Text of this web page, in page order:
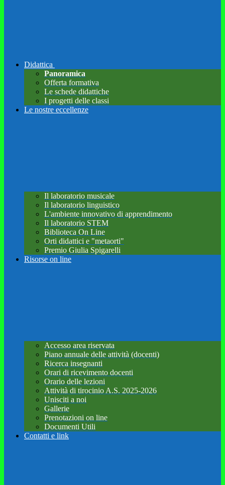
Didattica
Panoramica
Offerta formativa
Le schede didattiche
I progetti delle classi
Le nostre eccellenze
Il laboratorio musicale
Il laboratorio linguistico
L'ambiente innovativo di apprendimento
Il laboratorio STEM
Biblioteca On Line
Orti didattici e "metaorti"
Premio Giulia Spigarelli
Risorse on line
Accesso area riservata
Piano annuale delle attività (docenti)
Ricerca insegnanti
Orari di ricevimento docenti
Orario delle lezioni
Attività di tirocinio A.S. 2025-2026
Unisciti a noi
Gallerie
Prenotazioni on line
Documenti Utili
Contatti e link